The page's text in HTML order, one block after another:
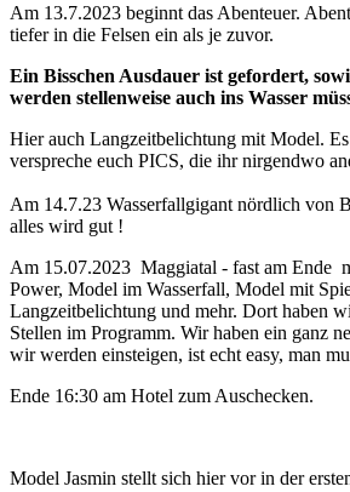
Am 13.7.2023 beginnt das Abenteuer.
tiefer in die Felsen ein als je zuvor.
Ein Bisschen Ausdauer ist gefordert,
werden stellenweise auch ins Wasser
Hier auch Langzeitbelichtung mit Model.
verspreche euch PICS, die ihr nirgendwo
Am 14.7.23 Wasserfallgigant nördlich von
alles wird gut !
Am 15.07.2023 Maggiatal - fast am Ende
Power, Model im Wasserfall, Model mit
Langzeitbelichtung und mehr. Dort haben
Stellen im Programm. Wir haben ein ganz
wir werden einsteigen, ist echt easy, man
Ende 16:30 am Hotel zum Auschecken.
Model Jasmin stellt sich hier vor in der